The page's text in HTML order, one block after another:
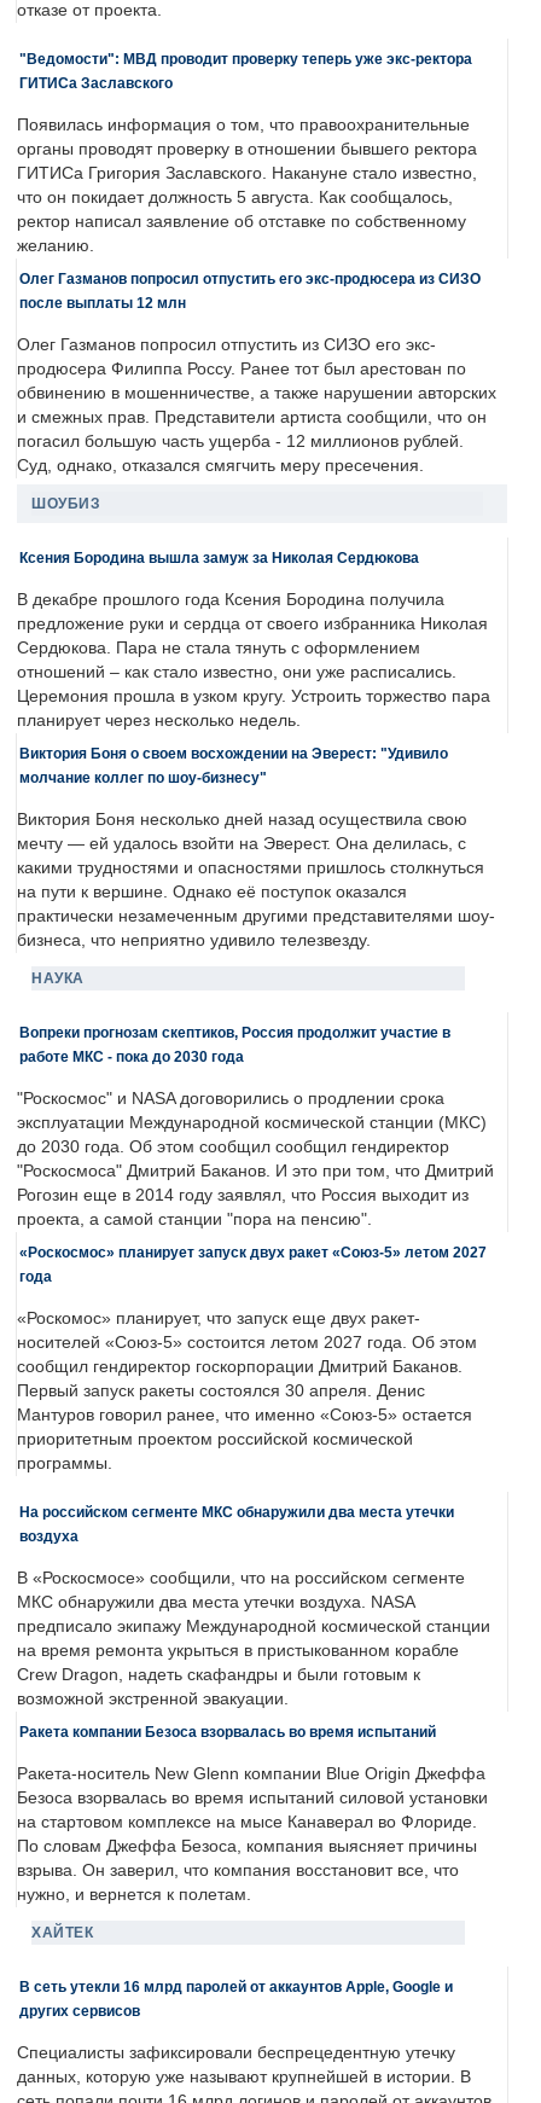
отказе от проекта.
"Ведомости": МВД проводит проверку теперь уже экс-ректора
ГИТИСа Заславского
Появилась информация о том, что правоохранительные
органы проводят проверку в отношении бывшего ректора
ГИТИСа Григория Заславского. Накануне стало известно,
что он покидает должность 5 августа. Как сообщалось,
ректор написал заявление об отставке по собственному
желанию.
Олег Газманов попросил отпустить его экс-продюсера из СИЗО
после выплаты 12 млн
Олег Газманов попросил отпустить из СИЗО его экс-
продюсера Филиппа Россу. Ранее тот был арестован по
обвинению в мошенничестве, а также нарушении авторских
и смежных прав. Представители артиста сообщили, что он
погасил большую часть ущерба - 12 миллионов рублей.
Суд, однако, отказался смягчить меру пресечения.
ШОУБИЗ
Ксения Бородина вышла замуж за Николая Сердюкова
В декабре прошлого года Ксения Бородина получила
предложение руки и сердца от своего избранника Николая
Сердюкова. Пара не стала тянуть с оформлением
отношений – как стало известно, они уже расписались.
Церемония прошла в узком кругу. Устроить торжество пара
планирует через несколько недель.
Виктория Боня о своем восхождении на Эверест: "Удивило
молчание коллег по шоу-бизнесу"
Виктория Боня несколько дней назад осуществила свою
мечту — ей удалось взойти на Эверест. Она делилась, с
какими трудностями и опасностями пришлось столкнуться
на пути к вершине. Однако её поступок оказался
практически незамеченным другими представителями шоу-
бизнеса, что неприятно удивило телезвезду.
НАУКА
Вопреки прогнозам скептиков, Россия продолжит участие в
работе МКС - пока до 2030 года
"Роскосмос" и NASA договорились о продлении срока
эксплуатации Международной космической станции (МКС)
до 2030 года. Об этом сообщил сообщил гендиректор
"Роскосмоса" Дмитрий Баканов. И это при том, что Дмитрий
Рогозин еще в 2014 году заявлял, что Россия выходит из
проекта, а самой станции "пора на пенсию".
«Роскосмос» планирует запуск двух ракет «Союз-5» летом 2027
года
«Роскомос» планирует, что запуск еще двух ракет-
носителей «Союз-5» состоится летом 2027 года. Об этом
сообщил гендиректор госкорпорации Дмитрий Баканов.
Первый запуск ракеты состоялся 30 апреля. Денис
Мантуров говорил ранее, что именно «Союз-5» остается
приоритетным проектом российской космической
программы.
На российском сегменте МКС обнаружили два места утечки
воздуха
В «Роскосмосе» сообщили, что на российском сегменте
МКС обнаружили два места утечки воздуха. NASA
предписало экипажу Международной космической станции
на время ремонта укрыться в пристыкованном корабле
Crew Dragon, надеть скафандры и были готовым к
возможной экстренной эвакуации.
Ракета компании Безоса взорвалась во время испытаний
Ракета-носитель New Glenn компании Blue Origin Джеффа
Безоса взорвалась во время испытаний силовой установки
на стартовом комплексе на мысе Канаверал во Флориде.
По словам Джеффа Безоса, компания выясняет причины
взрыва. Он заверил, что компания восстановит все, что
нужно, и вернется к полетам.
ХАЙТЕК
В сеть утекли 16 млрд паролей от аккаунтов Apple, Google и
других сервисов
Специалисты зафиксировали беспрецедентную утечку
данных, которую уже называют крупнейшей в истории. В